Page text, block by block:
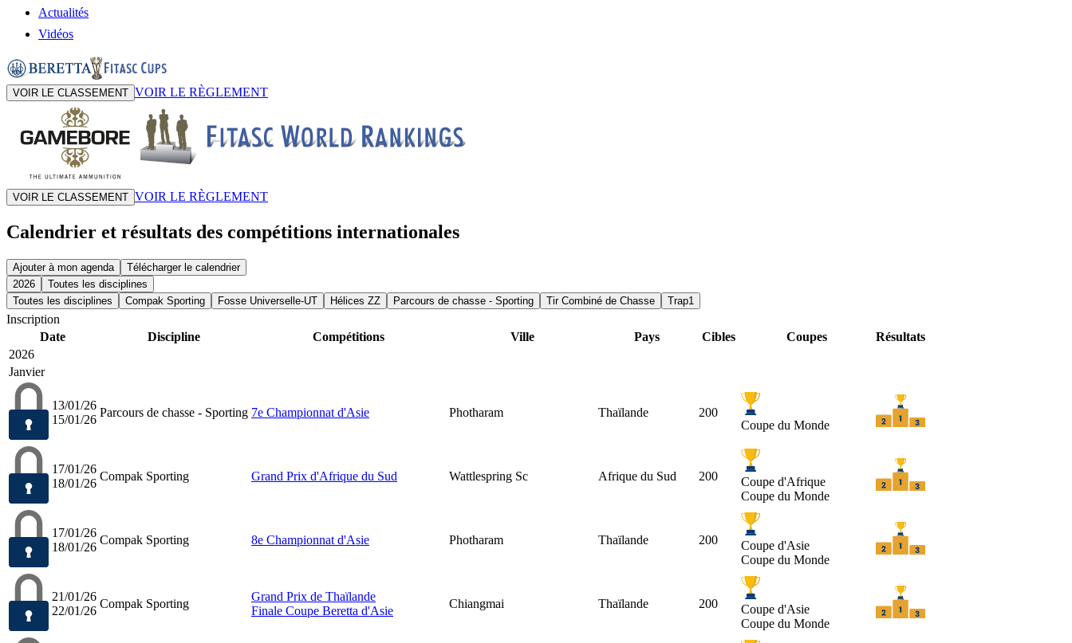
Actualités
Vidéos
VOIR LE CLASSEMENT VOIR LE RÈGLEMENT
VOIR LE CLASSEMENT VOIR LE RÈGLEMENT
Calendrier et résultats des compétitions internationales
Ajouter à mon agenda
Télécharger le calendrier
2026
Toutes les disciplines
Toutes les disciplines
Compak Sporting Fosse Universelle-UT Hélices ZZ Parcours de chasse - Sporting Tir Combiné de Chasse Trap1
Inscription
Date
Discipline Compétitions Ville Pays Cibles Coupes
Résultats
2026
Janvier
13/01/26
15/01/26
Parcours de chasse - Sporting 7e Championnat d'Asie Photharam Thaïlande
200
Coupe du Monde
17/01/26
18/01/26
Compak Sporting Grand Prix d'Afrique du Sud Wattlespring Sc Afrique du Sud 200
Coupe d'Afrique
Coupe du Monde
17/01/26
18/01/26
Compak Sporting 8e Championnat d'Asie Photharam Thaïlande 200
Coupe d'Asie
Coupe du Monde
21/01/26
22/01/26
Compak Sporting
Grand Prix de Thaïlande
Finale Coupe Beretta d'Asie
Chiangmai Thaïlande 200
Coupe d'Asie
Coupe du Monde